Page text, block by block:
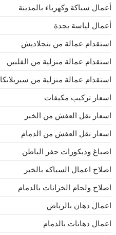
أعمال سباكة وكهرباء بالمدينة
أعمال لياسة بجدة
استقدام عمالة من بنجلاديش
استقدام عمالة منزلية من الفلبين
استقدام عمالة منزلية من سيريلانكا
اسعار تركيب مكيفات
اسعار نقل العفش من الخبر
اسعار نقل العفش من الدمام
اصباغ وديكورات حفر الباطن
اصلاح اعمال السباكه بالخبر
اصلاح ولحام الخزانات بالدمام
اعمال دهان بالرياض
اعمال دهانات بالدمام